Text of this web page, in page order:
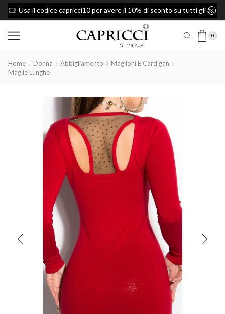
Usa il codice capricci10 per avere il 10% di sconto su tutti gli articoli
0
Home Donna Abbigliamento
Maglioni E Cardigan
Maglie Lunghe